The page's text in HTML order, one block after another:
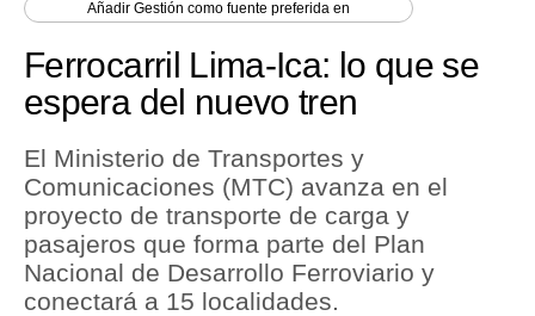
Economía
Perú
Política
Tu Dinero
AñadirGestión como fuente preferida en
Ferrocarril Lima-Ica: lo que se
espera del nuevo tren
El Ministerio de Transportes y
Comunicaciones (MTC) avanza en el
proyecto de transporte de carga y
pasajeros que forma parte del Plan
Nacional de Desarrollo Ferroviario y
conectará a 15 localidades.